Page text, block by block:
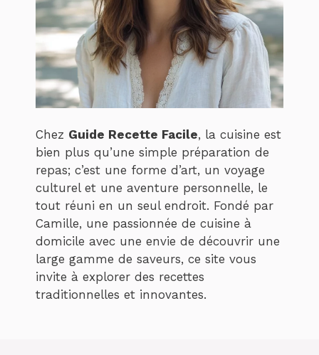
Chez Guide Recette Facile, la cuisine est
bien plus qu’une simple préparation de
repas; c’est une forme d’art, un voyage
culturel et une aventure personnelle, le
tout réuni en un seul endroit. Fondé par
Camille, une passionnée de cuisine à
domicile avec une envie de découvrir une
large gamme de saveurs, ce site vous
invite à explorer des recettes
traditionnelles et innovantes.